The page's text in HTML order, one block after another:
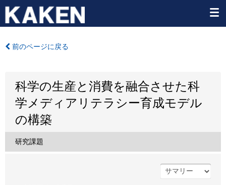
前のページに戻る
科学の生産と消費を融合させた科
学メディアリテラシー育成モデル
の構築
研究課題